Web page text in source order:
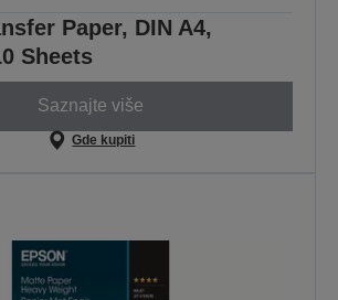
Paper, DIN A4,
Sheets
Saznajte više
Gde kupiti